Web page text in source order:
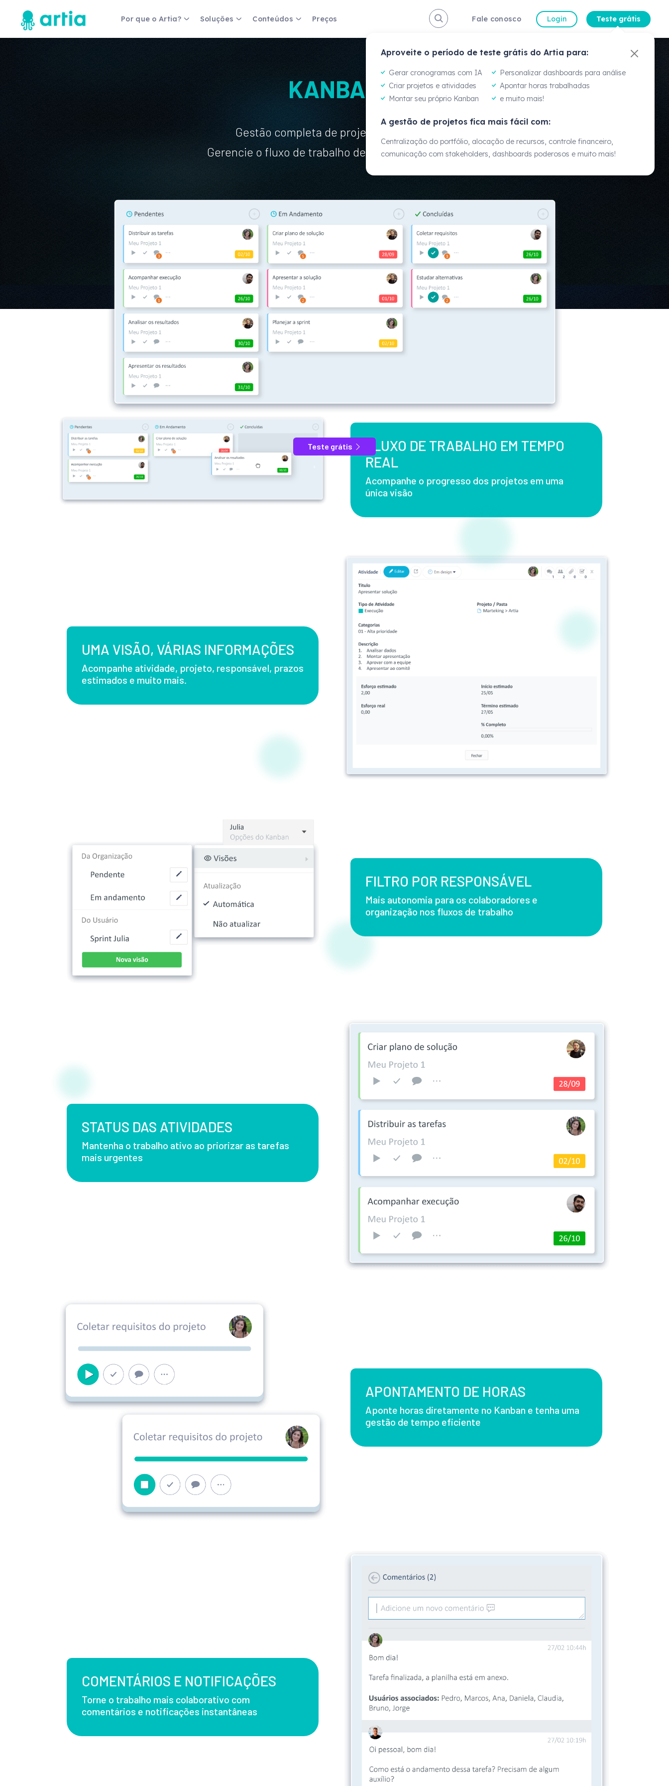
Por que o Artia?
Fernanda Gomes
Coordenadora de Gestão de
Projetos
não tínhamos dados... a ferramenta nos ajuda a ter visão e
estratégia de negócio."
Soluções Conteúdos Preços Fale conosco Login Teste grátis
Aproveite o período de teste grátis do Artia para:
Gerar cronogramas com IA
Criar projetos e atividades
Montar seu próprio Kanban
Personalizar dashboards para análise
Apontar horas trabalhadas
e muito mais!
A gestão de projetos fica mais fácil com:
Centralização do portfólio, alocação de recursos, controle financeiro,
comunicação com stakeholders, dashboards poderosos e muito mais!
KANBAN
Gestão completa de projetos e tarefas.
Gerencie o fluxo de trabalho de forma ágil e visual!
Teste grátis
FLUXO DE TRABALHO EM TEMPO
REAL
Acompanhe o progresso dos projetos em uma
única visão
UMA VISÃO, VÁRIAS INFORMAÇÕES
Acompanhe atividade, projeto, responsável, prazos
estimados e muito mais.
FILTRO POR RESPONSÁVEL
Mais autonomia para os colaboradores e
organização nos fluxos de trabalho
STATUS DAS ATIVIDADES
Mantenha o trabalho ativo ao priorizar as tarefas
mais urgentes
APONTAMENTO DE HORAS
Aponte horas diretamente no Kanban e tenha uma
gestão de tempo eficiente
COMENTÁRIOS E NOTIFICAÇÕES
Torne o trabalho mais colaborativo com
comentários e notificações instantâneas